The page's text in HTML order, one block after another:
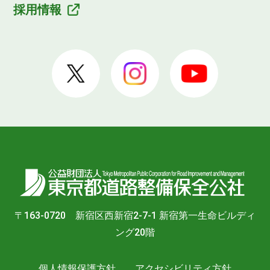
採用情報
〒163-0720 新宿区西新宿2-7-1 新宿第一生命ビルディ
ング20階